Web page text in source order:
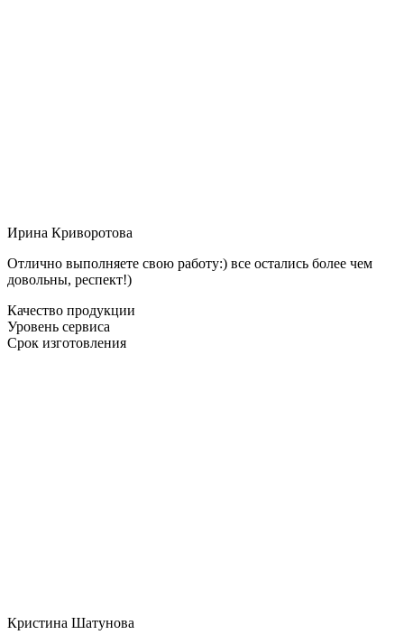
Ирина Криворотова
Отлично выполняете свою работу:) все остались более чем
довольны, респект!)
Качество продукции
Уровень сервиса
Срок изготовления
Кристина Шатунова